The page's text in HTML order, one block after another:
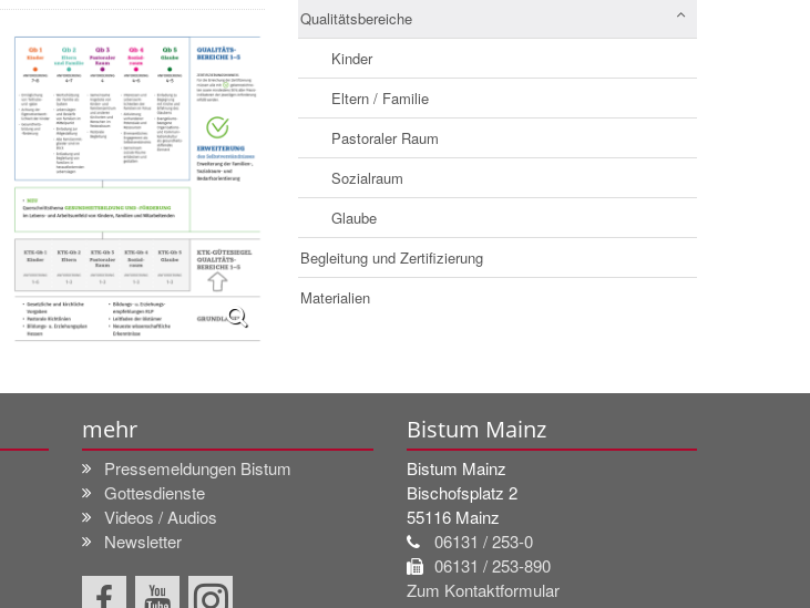
Qualitätsbereiche
Kinder
Eltern / Familie
Pastoraler Raum
Sozialraum
Glaube
Begleitung und Zertifizierung
Materialien
mehr
Pressemeldungen Bistum
Gottesdienste
Videos / Audios
Newsletter
Bistum Mainz
Bistum Mainz
Bischofsplatz 2
55116 Mainz
06131 / 253-0
06131 / 253-890
Zum Kontaktformular